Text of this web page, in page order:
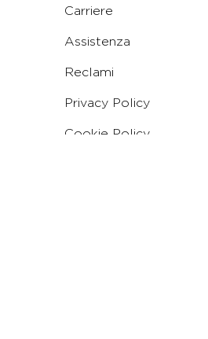
Carriere
Assistenza
Reclami
Privacy Policy
Cookie Policy